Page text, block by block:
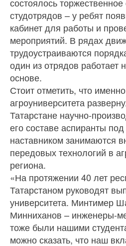
студотрядов – у ребят
кабинет для работы и
мероприятий. В рядах
трудоустраиваются
один из отрядов работает
основе.
Стоит отметить, что
агроуниверситета
Татарстане научно-
его составе аспиранты
наставником занимаются
передовых технологий в
региона.
«На протяжении 40 лет
Татарстаном руководят
университета. Минтимер
Минниханов – инженеры-
тоже были нашими
можно сказать, что наш